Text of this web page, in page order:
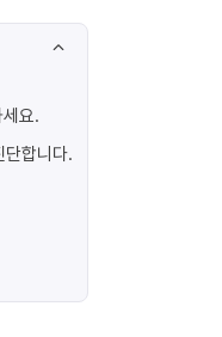
요.
단합니다.